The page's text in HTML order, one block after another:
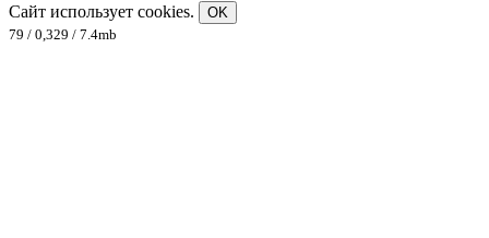
Сайт использует cookies.
OK
79 / 0,329 / 7.4mb